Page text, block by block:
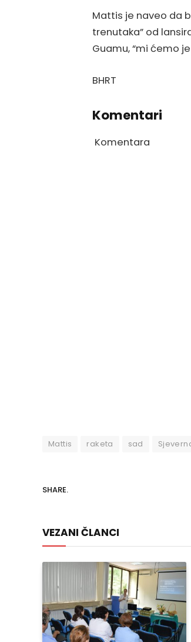
Mattis je naveo da
trenutaka” od
Guamu, “mi ćemo
BHRT
Komentari
Komentara
Mattis raketa sad
SHARE.
VEZANI ČLANCI